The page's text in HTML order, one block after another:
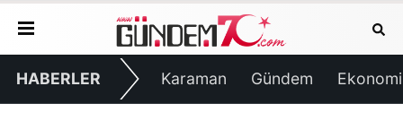
HABERLER Karaman Gündem Ekonomi